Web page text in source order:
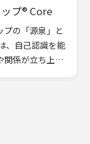
プ® Core
プの「源泉」と
、自己認識を能
関係が立ち上が